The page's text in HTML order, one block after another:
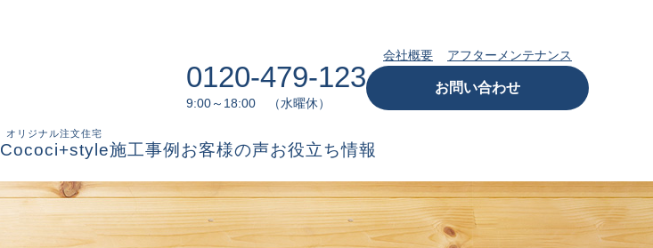
0120-479-123
9:00～18:00 （水曜休）
会社概要 アフターメンテナンス
お問い合わせ
オリジナル注文住宅
Cococi+style施工事例 お客様の声お役立ち情報